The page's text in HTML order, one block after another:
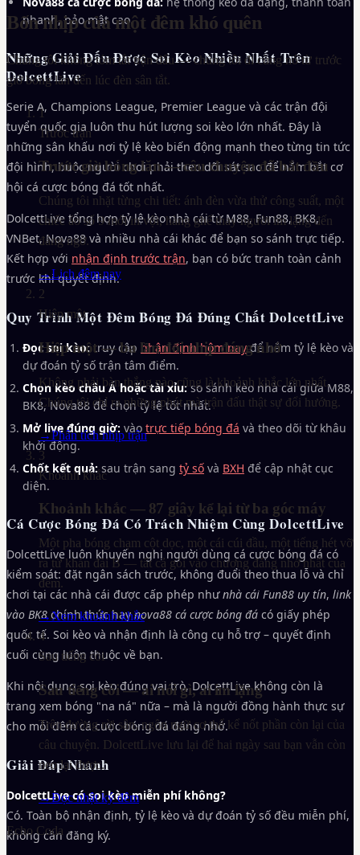
nhanh, bảo mật cao.
Những Giải Đấu Được Soi Kèo Nhiều Nhất Trên
DolcettLive
Serie A, Champions League, Premier League và các trận đội
tuyển quốc gia luôn thu hút lượng soi kèo lớn nhất. Đây là
những sân khấu nơi tỷ lệ kèo biến động mạnh theo từng tin tức
đội hình, buộc người chơi phải theo dõi sát sao để nắm bắt cơ
hội cá cược bóng đá tốt nhất.
DolcettLive tổng hợp tỷ lệ kèo nhà cái từ M88, Fun88, BK8,
VNBet, Nova88 và nhiều nhà cái khác để bạn so sánh trực tiếp.
Kết hợp với nhận định trước trận, bạn có bức tranh toàn cảnh
trước khi quyết định.
Quy Trình Một Đêm Bóng Đá Đúng Chất DolcettLive
Đọc soi kèo:truy cập nhận định hôm nayđể nắm tỷ lệ kèo và
dự đoán tỷ số trận tâm điểm.
Chọn kèo châu Á hoặc tài xỉu:so sánh kèo nhà cái giữa M88,
BK8, Nova88 để chọn tỷ lệ tốt nhất.
Mở live đúng giờ: vào trực tiếp bóng đá và theo dõi từ khâu
khởi động.
Chốt kết quả:sau trận sang tỷ số và BXH để cập nhật cục
diện.
Cá Cược Bóng Đá Có Trách Nhiệm Cùng DolcettLive
DolcettLive luôn khuyến nghị người dùng cá cược bóng đá có
kiểm soát: đặt ngân sách trước, không đuổi theo thua lỗ và chỉ
chơi tại các nhà cái được cấp phép nhưnhà cái Fun88 uy tín, link
vào BK8chính thức haynova88 cá cược bóng đá có giấy phép
quốc tế. Soi kèo và nhận định là công cụ hỗ trợ – quyết định
cuối cùng luôn thuộc về bạn.
Khi nội dung soi kèo đúng vai trò, DolcettLive không còn là
trang xem bóng "na ná" nữa – mà là người đồng hành thực sự
cho mỗi đêm cá cược bóng đá đáng nhớ.
Giải Đáp Nhanh
DolcettLive có soi kèo miễn phí không?
Có. Toàn bộ nhận định, tỷ lệ kèo và dự đoán tỷ số đều miễn phí,
không cần đăng ký.
Bốn nhịp của một đêm khó quên
Chúng tôi không tóm tắt trận đấu — chúng tôi đi cùng nó từ trước
giờ bóng lăn đến lúc đèn sân tắt.
1
Trước trận
Trước giờ bóng lăn — câu chuyện đã bắt đầu
Chúng tôi nhặt từng chi tiết: ánh đèn vừa thử công suất, một
chiếc áo số 9 mới in vội, hàng ghế thay người im lặng đến
đáng ngờ.
→Lịch đêm nay
2
Hiệp một
Hiệp một — ba lần đổi nhịp đáng nhớ
Không phải bàn thắng nào cũng là khoảnh khắc lớn nhất.
Chúng tôi chỉ ra những phút mà trận đấu thật sự đổi hướng.
→Phân tích nhịp trận
3
Khoảnh khắc
Khoảnh khắc — 87 giây kể lại từ ba góc máy
Một pha bóng chạm cột dọc, một cái cúi đầu, một tiếng hét vỡ
ra từ khán đài B — tất cả gói vào chương đáng nhớ nhất của
đêm.
→Xem khoảnh khắc
4
Sau tiếng còi
Sau tiếng còi — ai nói gì, ai im lặng
Trên đường rời sân, ngôn ngữ cơ thể kể nốt phần còn lại của
câu chuyện. DolcettLive lưu lại để hai ngày sau bạn vẫn còn
neo lại được.
→Đọc nhật ký đêm
Echo Coda